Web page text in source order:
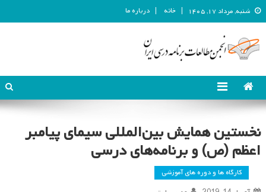
شنبه, مرداد ۱۷, ۱۴۰۵ خانه درباره ما
انجمن مطالعات برنامه درسی ایران
نخستین همایش بین‌المللی سیمای پیامبر
اعظم (ص) و برنامه‌های درسی
کارگاه ها و دوره های آموزشی